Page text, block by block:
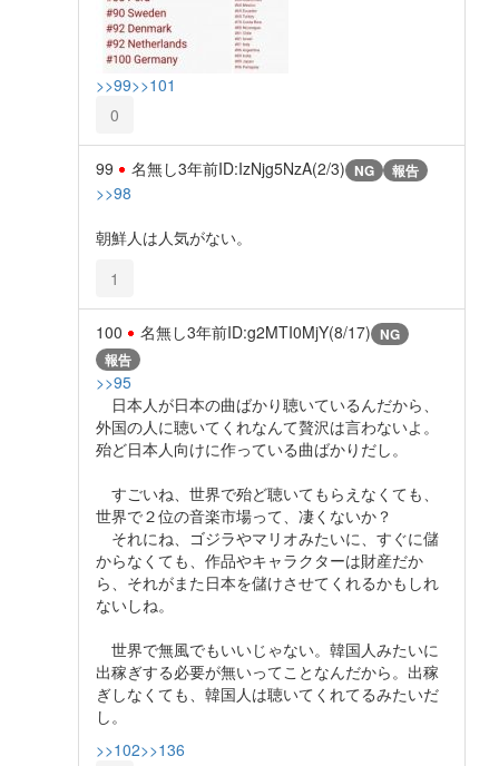
>>99>>101
0
99 名無し3年前ID:IzNjg5NzA(2/3) NG 報告
>>98
朝鮮人は人気がない。
1
100 名無し3年前ID:g2MTI0MjY(8/17) NG
報告
>>95
日本人が日本の曲ばかり聴いているんだから、
外国の人に聴いてくれなんて贅沢は言わないよ。
殆ど日本人向けに作っている曲ばかりだし。
すごいね、世界で殆ど聴いてもらえなくても、
世界で２位の音楽市場って、凄くないか？
それにね、ゴジラやマリオみたいに、すぐに儲
からなくても、作品やキャラクターは財産だか
ら、それがまた日本を儲けさせてくれるかもしれ
ないしね。
世界で無風でもいいじゃない。韓国人みたいに
出稼ぎする必要が無いってことなんだから。出稼
ぎしなくても、韓国人は聴いてくれてるみたいだ
し。
>>102>>136